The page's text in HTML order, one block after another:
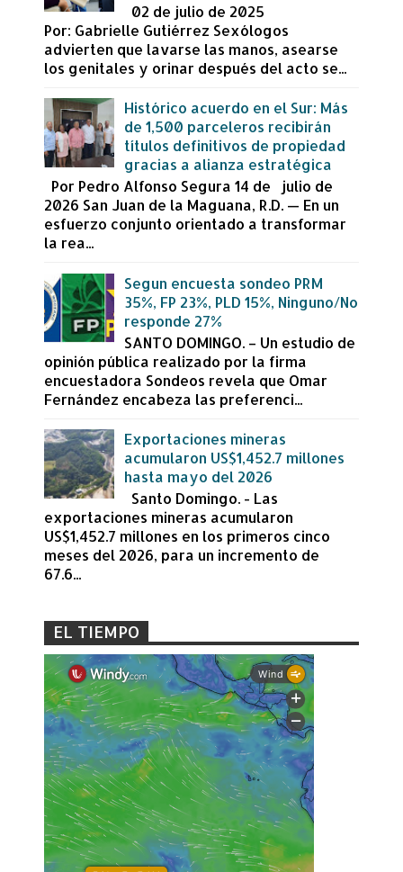
02 de julio de 2025
Por: Gabrielle Gutiérrez Sexólogos
advierten que lavarse las manos, asearse
los genitales y orinar después del acto se...
Histórico acuerdo en el Sur: Más
de 1,500 parceleros recibirán
títulos definitivos de propiedad
gracias a alianza estratégica
Por Pedro Alfonso Segura 14 de julio de
2026 San Juan de la Maguana, R.D. — En un
esfuerzo conjunto orientado a transformar
la rea...
Segun encuesta sondeo PRM
35%, FP 23%, PLD 15%, Ninguno/No
responde 27%
SANTO DOMINGO. – Un estudio de
opinión pública realizado por la firma
encuestadora Sondeos revela que Omar
Fernández encabeza las preferenci...
Exportaciones mineras
acumularon US$1,452.7 millones
hasta mayo del 2026
Santo Domingo. - Las
exportaciones mineras acumularon
US$1,452.7 millones en los primeros cinco
meses del 2026, para un incremento de
67.6...
EL TIEMPO